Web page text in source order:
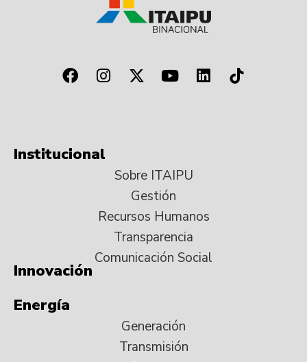
Institucional
Sobre ITAIPU
Gestión
Recursos Humanos
Transparencia
Comunicación Social
Innovación
Energía
Generación
Transmisión